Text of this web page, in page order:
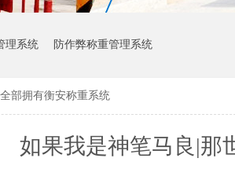
理系统 防作弊称重管理系统
部拥有衡安称重系统
如果我是神笔马良|那